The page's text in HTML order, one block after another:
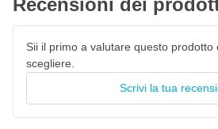
Sicuro da usare su diverse superfici
Ideale come soluzione one-step o
Recensioni dei
Sii il primo a valutare questo prodotto
scegliere.
Scrivi la tua